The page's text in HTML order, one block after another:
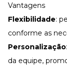
Vantagens
Flexibilidade:
conforme as
Personalização
da equipe,